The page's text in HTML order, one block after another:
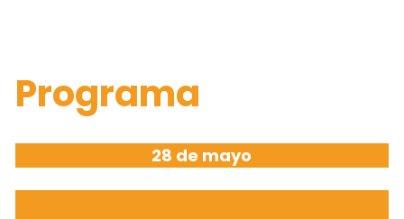
Programa
28 de mayo